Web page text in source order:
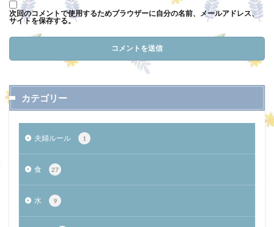
次回のコメントで使用するためブラウザーに自分の名前、メールアドレス、
サイトを保存する。
カテゴリー
夫婦ルール 1
食 27
水 9